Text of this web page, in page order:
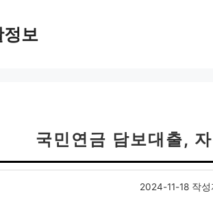
정보
국민연금 담보대출,
2024-11-18 작성